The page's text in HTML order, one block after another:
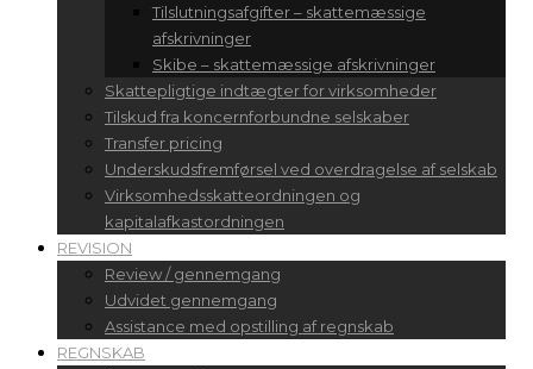
Tilslutningsafgifter – skattemæssige
afskrivninger
Skibe – skattemæssige afskrivninger
Skattepligtige indtægter for virksomheder
Tilskud fra koncernforbundne selskaber
Transfer pricing
Underskudsfremførsel ved overdragelse af selskab
Virksomhedsskatteordningen og
kapitalafkastordningen
REVISION
Review / gennemgang
Udvidet gennemgang
Assistance med opstilling af regnskab
REGNSKAB